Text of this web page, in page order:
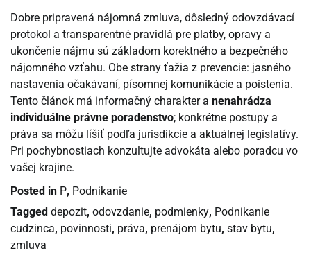
Dobre pripravená nájomná zmluva, dôsledný odovzdávací
protokol a transparentné pravidlá pre platby, opravy a
ukončenie nájmu sú základom korektného a bezpečného
nájomného vzťahu. Obe strany ťažia z prevencie: jasného
nastavenia očakávaní, písomnej komunikácie a poistenia.
Tento článok má informačný charakter a nenahrádza
individuálne právne poradenstvo; konkrétne postupy a
práva sa môžu líšiť podľa jurisdikcie a aktuálnej legislatívy.
Pri pochybnostiach konzultujte advokáta alebo poradcu vo
vašej krajine.
Posted in P, Podnikanie
Tagged depozit, odovzdanie, podmienky, Podnikanie
cudzinca, povinnosti, práva, prenájom bytu, stav bytu,
zmluva